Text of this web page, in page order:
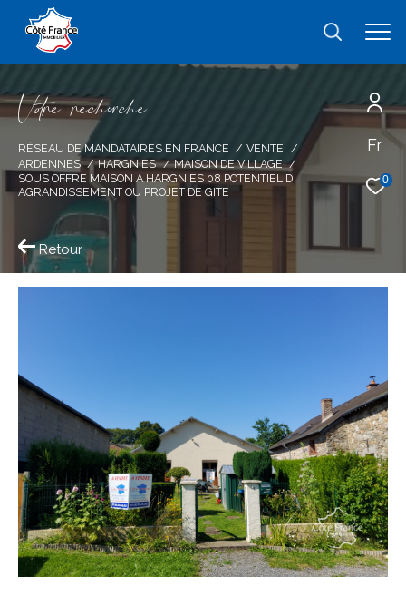
Fr
0
Vore recece
RÉSEAU DE MANDATAIRES EN FRANCE
VENTE
ARDENNES
HARGNIES
MAISON DE VILLAGE
SOUS OFFRE MAISON A HARGNIES 08 POTENTIEL D
AGRANDISSEMENT OU PROJET DE GITE
Retour
Effectuer une recherche
et trouver le bien qui correspond à vos
critères
Type
d'offre
Vente
Budget
Budget
Surface
Surface
Pièces